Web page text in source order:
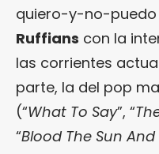
quiero-y-no-
Ruffians con la
las corrientes
parte, la del pop
(“What To Say”, “
“Blood The Sun